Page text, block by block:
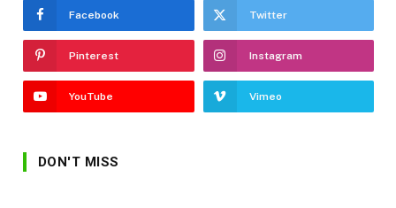
Facebook Twitter
Pinterest Instagram
YouTube Vimeo
DON'T MISS